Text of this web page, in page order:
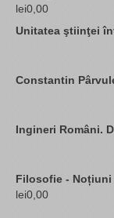
lei0,00
Unitatea ştiinţei
Constantin
Ingineri Români.
Filosofie - Noțiuni
lei0,00